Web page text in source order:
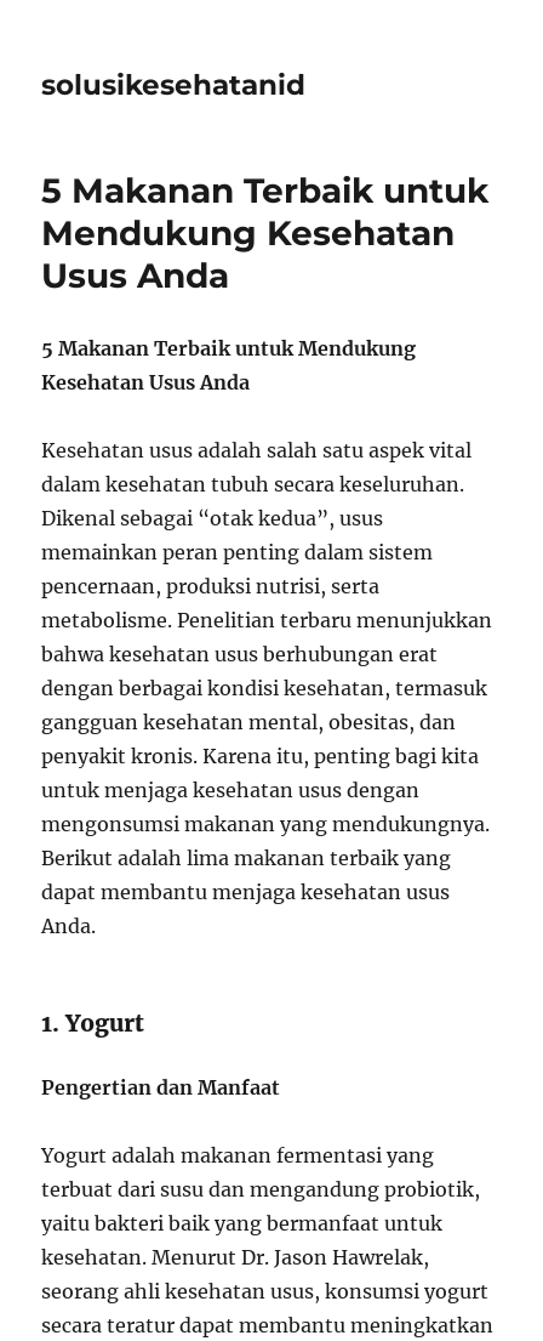
solusikesehatanid
5 Makanan Terbaik untuk
Mendukung Kesehatan
Usus Anda
5 Makanan Terbaik untuk Mendukung
Kesehatan Usus Anda
Kesehatan usus adalah salah satu aspek vital
dalam kesehatan tubuh secara keseluruhan.
Dikenal sebagai “otak kedua”, usus
memainkan peran penting dalam sistem
pencernaan, produksi nutrisi, serta
metabolisme. Penelitian terbaru menunjukkan
bahwa kesehatan usus berhubungan erat
dengan berbagai kondisi kesehatan, termasuk
gangguan kesehatan mental, obesitas, dan
penyakit kronis. Karena itu, penting bagi kita
untuk menjaga kesehatan usus dengan
mengonsumsi makanan yang mendukungnya.
Berikut adalah lima makanan terbaik yang
dapat membantu menjaga kesehatan usus
Anda.
1. Yogurt
Pengertian dan Manfaat
Yogurt adalah makanan fermentasi yang
terbuat dari susu dan mengandung probiotik,
yaitu bakteri baik yang bermanfaat untuk
kesehatan. Menurut Dr. Jason Hawrelak,
seorang ahli kesehatan usus, konsumsi yogurt
secara teratur dapat membantu meningkatkan